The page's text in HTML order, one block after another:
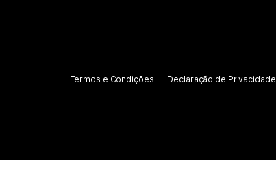
Termos e Condições Declaração de Privacidade